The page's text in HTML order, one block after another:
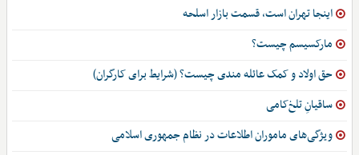
اینجا تهران است، قسمت بازار اسلحه
مارکسیسم چیست؟
حق اولاد و کمک عائله مندی چیست؟ (شرایط برای کارگران)
ساقیانِ تلخ‌کامی
ویژگی‌های ماموران اطلاعات در نظام جمهوری اسلامی